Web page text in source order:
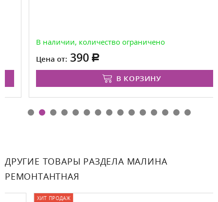
В наличии, количество ограничено
Цена от: 390
В КОРЗИНУ
ДРУГИЕ ТОВАРЫ РАЗДЕЛА МАЛИНА
РЕМОНТАНТНАЯ
ХИТ ПРОДАЖ